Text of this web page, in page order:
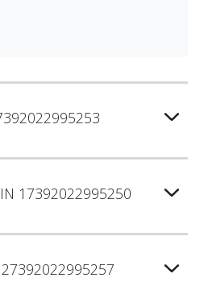
17392022995250
27392022995257